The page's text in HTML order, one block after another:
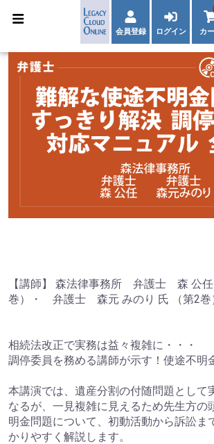
会員登録 ログイン カ
【講師】 森法律事務所 弁護士 森 公任
巻）・ 弁護士 森元 みのり 氏 （第2巻
相続法改正で実務は益々複雑に・・・
調停委員を務める講師が示す！使途不明
本講演では、遺産分割の付随問題として
なるが、一見複雑に見えるため先生方の
明金問題について、初動活動から訴訟ま
かりやすく解説します。